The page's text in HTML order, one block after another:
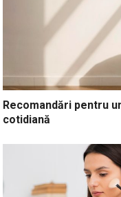
Recomandări pentru
cotidiană